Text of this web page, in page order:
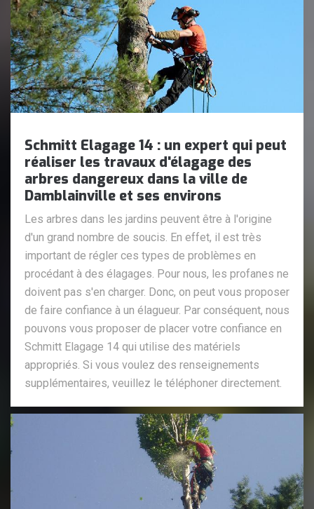
Schmitt Elagage 14 : un expert qui peut
réaliser les travaux d'élagage des
arbres dangereux dans la ville de
Damblainville et ses environs
Les arbres dans les jardins peuvent être à l'origine
d'un grand nombre de soucis. En effet, il est très
important de régler ces types de problèmes en
procédant à des élagages. Pour nous, les profanes ne
doivent pas s'en charger. Donc, on peut vous proposer
de faire confiance à un élagueur. Par conséquent, nous
pouvons vous proposer de placer votre confiance en
Schmitt Elagage 14 qui utilise des matériels
appropriés. Si vous voulez des renseignements
supplémentaires, veuillez le téléphoner directement.